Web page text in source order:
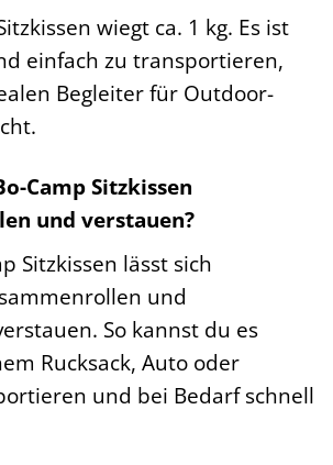
wiegt ca. 1 kg. Es ist
einfach zu transportieren,
Begleiter für Outdoor-
Camp Sitzkissen
und verstauen?
Sitzkissen lässt sich
und
So kannst du es
Rucksack, Auto oder
und bei Bedarf schnell